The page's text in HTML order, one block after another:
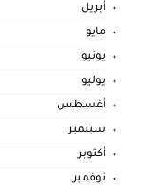
أبريل
مايو
يونيو
يوليو
أغسطس
سبتمبر
أكتوبر
نوفمبر